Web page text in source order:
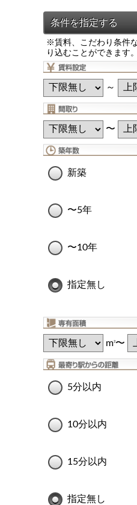
※賃料、こだわり条件
り込むことができます。
～
〜
新築
〜5年
〜10年
指定無し
m2〜
5分以内
10分以内
15分以内
指定無し